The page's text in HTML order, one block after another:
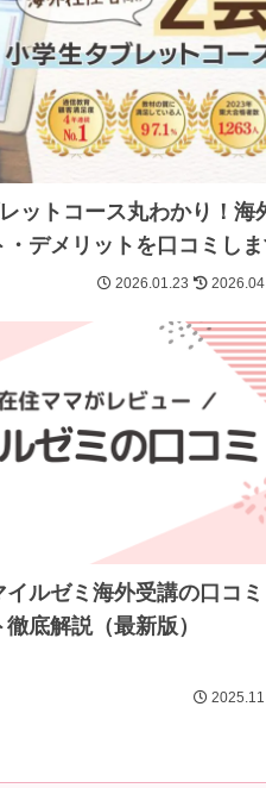
ットコース丸わかり！海
・デメリットを口コミし
2026.01.23
イルゼミ海外受講の口コ
底解説（最新版）